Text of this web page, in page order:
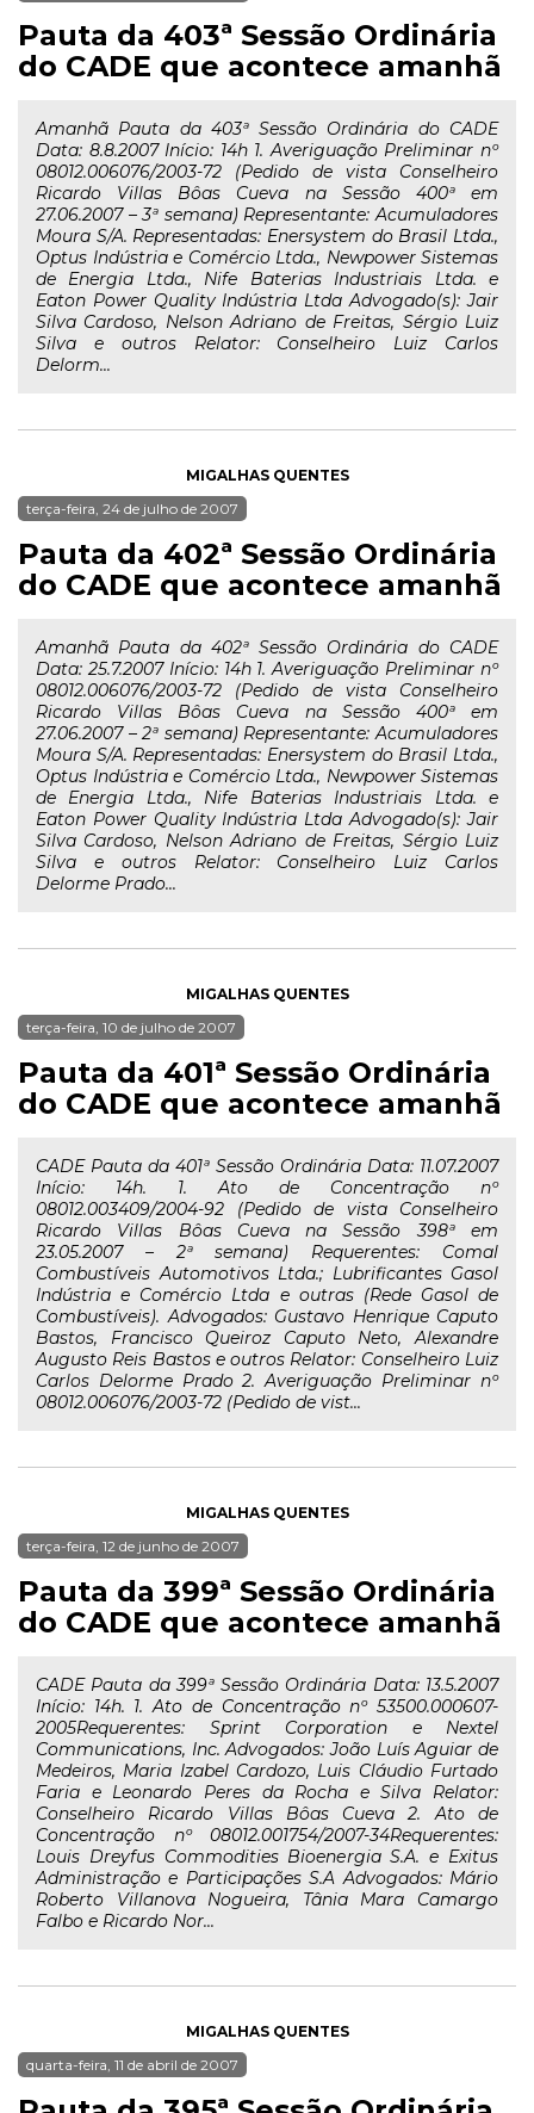
Pauta da 403ª Sessão Ordinária
do CADE que acontece amanhã
Amanhã Pauta da 403ª Sessão Ordinária do CADE
Data: 8.8.2007 Início: 14h 1. Averiguação Preliminar nº
08012.006076/2003-72 (Pedido de vista Conselheiro
Ricardo Villas Bôas Cueva na Sessão 400ª em
27.06.2007 – 3ª semana) Representante: Acumuladores
Moura S/A. Representadas: Enersystem do Brasil Ltda.,
Optus Indústria e Comércio Ltda., Newpower Sistemas
de Energia Ltda., Nife Baterias Industriais Ltda. e
Eaton Power Quality Indústria Ltda Advogado(s): Jair
Silva Cardoso, Nelson Adriano de Freitas, Sérgio Luiz
Silva e outros Relator: Conselheiro Luiz Carlos
Delorm...
MIGALHAS QUENTES
terça-feira, 24 de julho de 2007
Pauta da 402ª Sessão Ordinária
do CADE que acontece amanhã
Amanhã Pauta da 402ª Sessão Ordinária do CADE
Data: 25.7.2007 Início: 14h 1. Averiguação Preliminar nº
08012.006076/2003-72 (Pedido de vista Conselheiro
Ricardo Villas Bôas Cueva na Sessão 400ª em
27.06.2007 – 2ª semana) Representante: Acumuladores
Moura S/A. Representadas: Enersystem do Brasil Ltda.,
Optus Indústria e Comércio Ltda., Newpower Sistemas
de Energia Ltda., Nife Baterias Industriais Ltda. e
Eaton Power Quality Indústria Ltda Advogado(s): Jair
Silva Cardoso, Nelson Adriano de Freitas, Sérgio Luiz
Silva e outros Relator: Conselheiro Luiz Carlos
Delorme Prado...
MIGALHAS QUENTES
terça-feira, 10 de julho de 2007
Pauta da 401ª Sessão Ordinária
do CADE que acontece amanhã
CADE Pauta da 401ª Sessão Ordinária Data: 11.07.2007
Início: 14h. 1. Ato de Concentração nº
08012.003409/2004-92 (Pedido de vista Conselheiro
Ricardo Villas Bôas Cueva na Sessão 398ª em
23.05.2007 – 2ª semana) Requerentes: Comal
Combustíveis Automotivos Ltda.; Lubrificantes Gasol
Indústria e Comércio Ltda e outras (Rede Gasol de
Combustíveis). Advogados: Gustavo Henrique Caputo
Bastos, Francisco Queiroz Caputo Neto, Alexandre
Augusto Reis Bastos e outros Relator: Conselheiro Luiz
Carlos Delorme Prado 2. Averiguação Preliminar nº
08012.006076/2003-72 (Pedido de vist...
MIGALHAS QUENTES
terça-feira, 12 de junho de 2007
Pauta da 399ª Sessão Ordinária
do CADE que acontece amanhã
CADE Pauta da 399ª Sessão Ordinária Data: 13.5.2007
Início: 14h. 1. Ato de Concentração nº 53500.000607-
2005Requerentes: Sprint Corporation e Nextel
Communications, Inc. Advogados: João Luís Aguiar de
Medeiros, Maria Izabel Cardozo, Luis Cláudio Furtado
Faria e Leonardo Peres da Rocha e Silva Relator:
Conselheiro Ricardo Villas Bôas Cueva 2. Ato de
Concentração nº 08012.001754/2007-34Requerentes:
Louis Dreyfus Commodities Bioenergia S.A. e Exitus
Administração e Participações S.A Advogados: Mário
Roberto Villanova Nogueira, Tânia Mara Camargo
Falbo e Ricardo Nor...
MIGALHAS QUENTES
quarta-feira, 11 de abril de 2007